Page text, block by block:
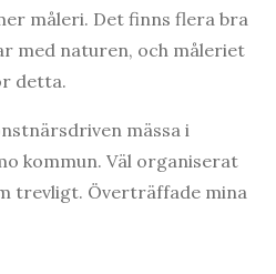
måleri. Det finns flera bra
med naturen, och måleriet
detta.
mässa i
kommun. Väl organiserat
trevligt. Överträffade mina